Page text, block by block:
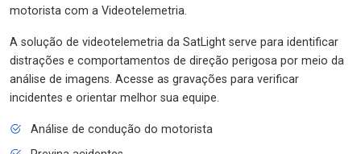
motorista com a Videotelemetria.
A solução de videotelemetria da SatLight serve para identificar
distrações e comportamentos de direção perigosa por meio da
análise de imagens. Acesse as gravações para verificar
incidentes e orientar melhor sua equipe.
Análise de condução do motorista